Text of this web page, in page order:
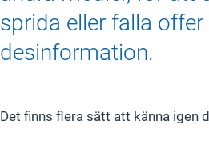
sprida eller falla
desinformation.
Det finns flera sätt att känna igen